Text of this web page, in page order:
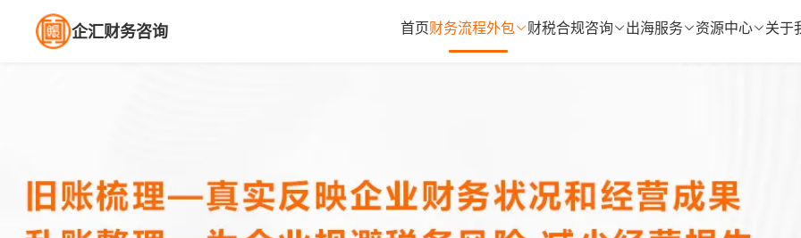
企汇财务咨询 首页财务流程外包 财税合规咨询 出海服务 资源中心 关于